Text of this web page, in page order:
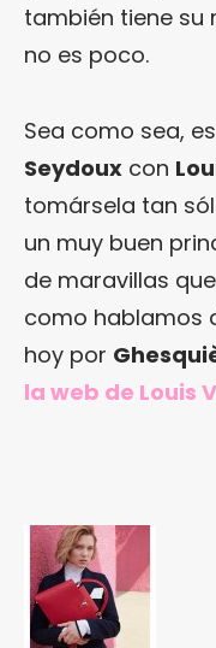
también tiene su
no es poco.
Sea como sea,
Seydoux con
tomársela tan
un muy buen
de maravillas
como hablamos
hoy por
la web de Louis